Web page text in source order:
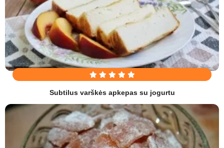
Subtilus varškės apkepas su jogurtu